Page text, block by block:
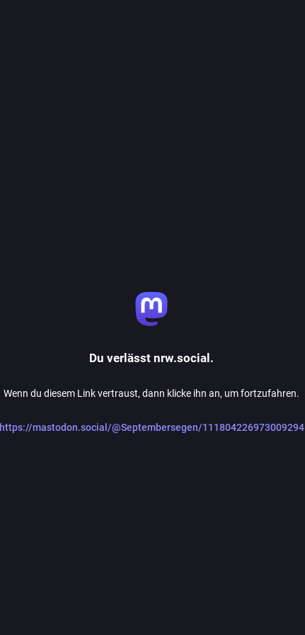
Du verlässt nrw.social.
Wenn du diesem Link vertraust, dann klicke ihn an, um fortzufahren.
https://mastodon.social/@Septembersegen/111804226973009294